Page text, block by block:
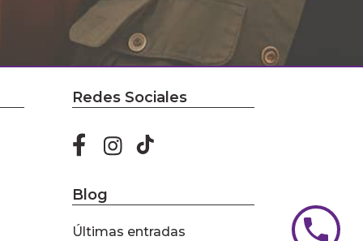
Redes Sociales
Blog
Últimas entradas